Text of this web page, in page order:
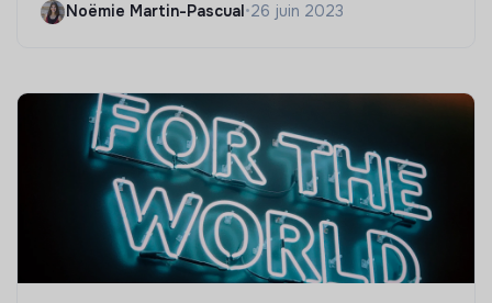
Noëmie Martin-Pascual •26 juin 2023